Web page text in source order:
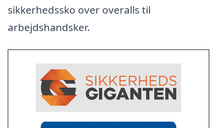
sikkerhedssko over overalls til
arbejdshandsker.